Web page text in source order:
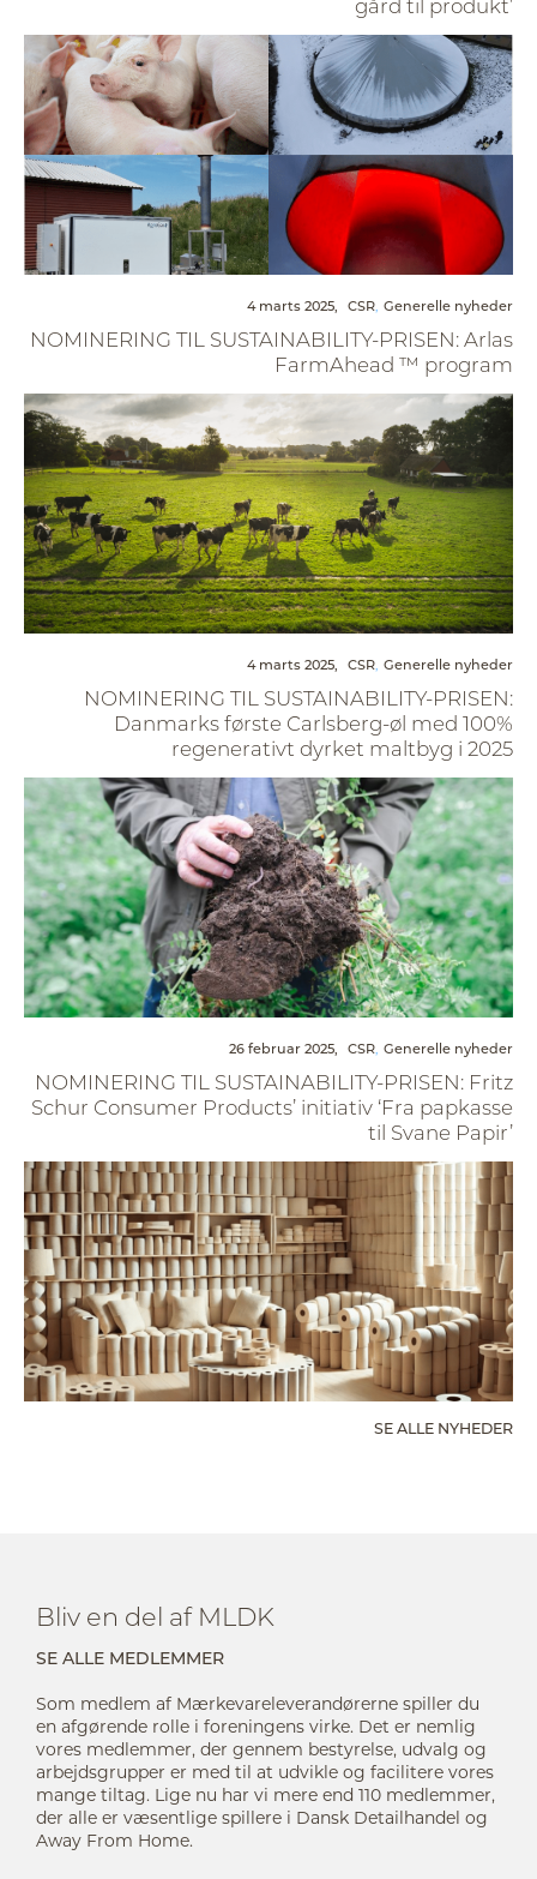
gård til produkt’
4 marts 2025, CSR Generelle nyheder
NOMINERING TIL SUSTAINABILITY-PRISEN: Arlas
FarmAhead ™ program
4 marts 2025, CSR Generelle nyheder
NOMINERING TIL SUSTAINABILITY-PRISEN:
Danmarks første Carlsberg-øl med 100%
regenerativt dyrket maltbyg i 2025
26 februar 2025, CSR Generelle nyheder
NOMINERING TIL SUSTAINABILITY-PRISEN: Fritz
Schur Consumer Products’ initiativ ‘Fra papkasse
til Svane Papir’
SE ALLE NYHEDER
Bliv en del af MLDK
SE ALLE MEDLEMMER
Som medlem af Mærkevareleverandørerne spiller du
en afgørende rolle i foreningens virke. Det er nemlig
vores medlemmer, der gennem bestyrelse, udvalg og
arbejdsgrupper er med til at udvikle og facilitere vores
mange tiltag. Lige nu har vi mere end 110 medlemmer,
der alle er væsentlige spillere i Dansk Detailhandel og
Away From Home.